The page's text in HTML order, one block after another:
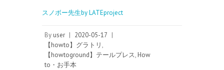
スノボー先生by LATEproject
By user | 2020-05-17 |
【howto】グラトリ,
【howtoground】テールプレス, How
to・お手本